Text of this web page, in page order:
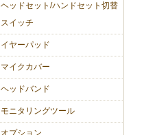
ヘッドセット/ハンドセット切替
スイッチ
イヤーパッド
マイクカバー
ヘッドバンド
モニタリングツール
オプション